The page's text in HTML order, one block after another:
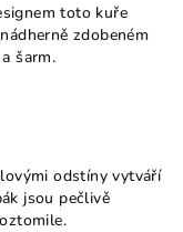
toto kuře
zdobeném
šarm.
odstíny vytváří
jsou pečlivě